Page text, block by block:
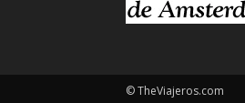
© TheViajeros.com